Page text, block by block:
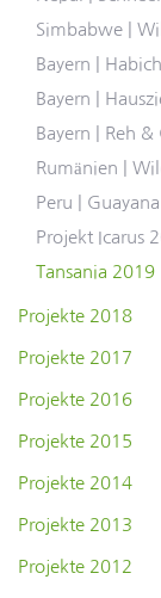
Simbabwe |
Bayern |
Bayern |
Bayern | Reh
Rumänien |
Peru |
Projekt Icarus
Tansania 2019
Projekte 2018
Projekte 2017
Projekte 2016
Projekte 2015
Projekte 2014
Projekte 2013
Projekte 2012